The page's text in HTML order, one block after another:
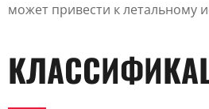
может привести к летальному